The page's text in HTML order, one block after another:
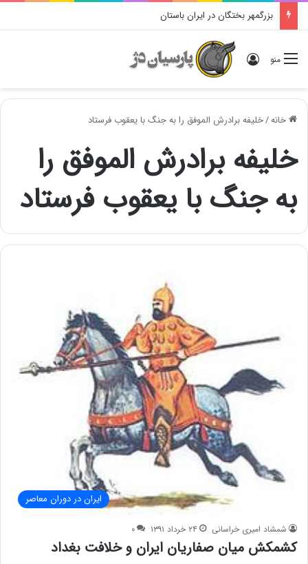
بزرگمهر بختگان در ایران باستان
منو ورود
خانه/خلیفه برادرش الموفق را به جنگ با یعقوب فرستاد
خلیفه برادرش الموفق را
به جنگ با یعقوب فرستاد
ایران در دوران معاصر
شمشاد امیری خراسانی ۲۴ خرداد ۱۳۹۱ ۰
کشمکش میان صفاریان ایران و خلافت بغداد